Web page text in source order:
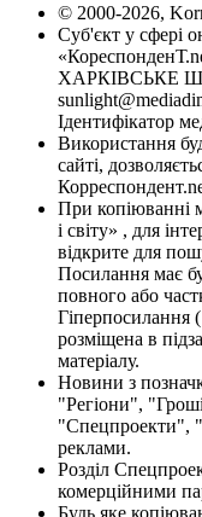
© 2000-2026,
Суб'єкт у сфері
ХАРКІВСЬКЕ
Ідентифікатор
Використання
сайті,
При копіюванні
і світу» , для
відкрите для
Посилання має
повного або
Гіперпосилання
розміщена в
матеріалу.
Новини з
"Регіони",
"Спецпроекти",
реклами.
Розділ
комерційними
Будь яке